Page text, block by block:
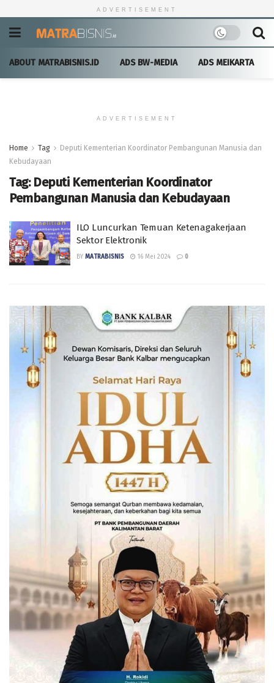
ADVERTISEMENT
ABOUT MATRABISNIS.ID ADS BW-MEDIA ADS MEIKARTA
ADVERTISEMENT
Home Tag
Deputi Kementerian Koordinator Pembangunan Manusia dan
Kebudayaan
Tag: Deputi Kementerian Koordinator
Pembangunan Manusia dan Kebudayaan
ILO Luncurkan Temuan Ketenagakerjaan
Sektor Elektronik
BY MATRABISNIS 16 Mei 2024 0